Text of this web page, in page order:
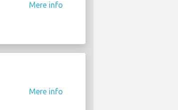
Mere info
Mere info